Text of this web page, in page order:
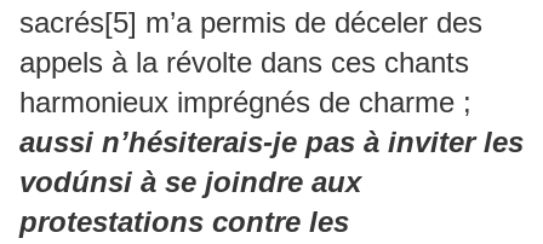
sacrés[5] m’a permis de déceler des
appels à la révolte dans ces chants
harmonieux imprégnés de charme ;
aussi n’hésiterais-je pas à inviter les
vodúnsi à se joindre aux
protestations contre les